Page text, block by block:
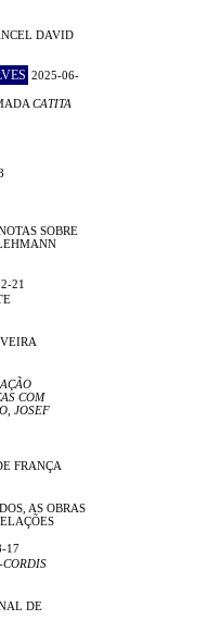
DAVID
2025-06-
CATITA
SOBRE
21
COM
JOSEF
FRANÇA
AS OBRAS
17
CORDIS
DE